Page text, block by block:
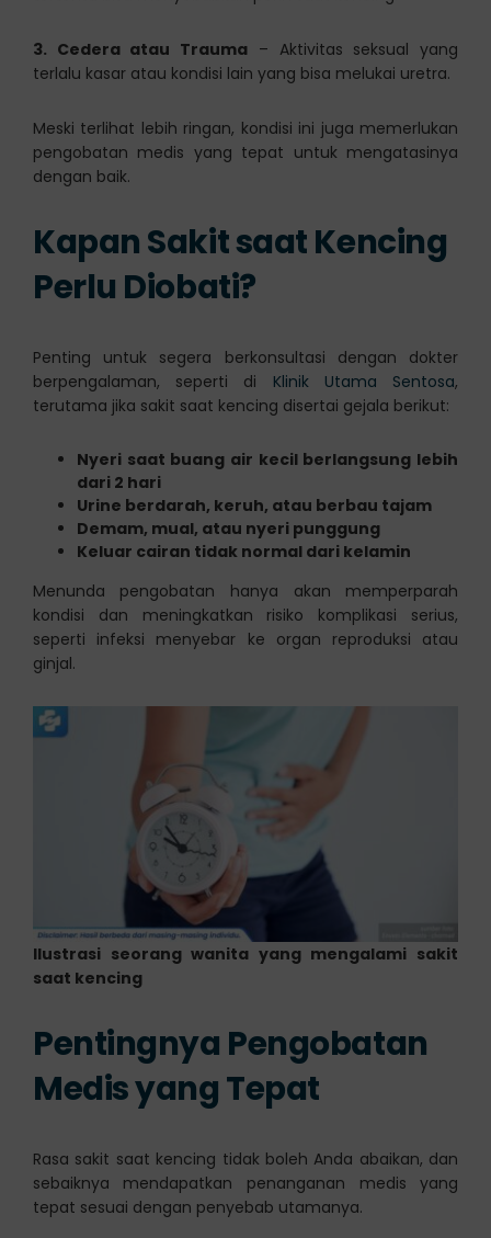
3. Cedera atau Trauma – Aktivitas seksual yang
terlalu kasar atau kondisi lain yang bisa melukai uretra.
Meski terlihat lebih ringan, kondisi ini juga memerlukan
pengobatan medis yang tepat untuk mengatasinya
dengan baik.
Kapan Sakit saat Kencing
Perlu Diobati?
Penting untuk segera berkonsultasi dengan dokter
berpengalaman, seperti di Klinik Utama Sentosa,
terutama jika sakit saat kencing disertai gejala berikut:
Nyeri saat buang air kecil berlangsung lebih
dari 2 hari
Urine berdarah, keruh, atau berbau tajam
Demam, mual, atau nyeri punggung
Keluar cairan tidak normal dari kelamin
Menunda pengobatan hanya akan memperparah
kondisi dan meningkatkan risiko komplikasi serius,
seperti infeksi menyebar ke organ reproduksi atau
ginjal.
Ilustrasi seorang wanita yang mengalami sakit
saat kencing
Pentingnya Pengobatan
Medis yang Tepat
Rasa sakit saat kencing tidak boleh Anda abaikan, dan
sebaiknya mendapatkan penanganan medis yang
tepat sesuai dengan penyebab utamanya.